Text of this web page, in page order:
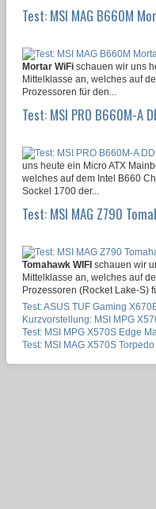
Test: MSI MAG B660M
Mortar WiFi schauen wir uns
Mittelklasse an, welches auf
Prozessoren für den...
Test: MSI PRO B660M-A
uns heute ein Micro ATX
welches auf dem Intel B660
Sockel 1700 der...
Test: MSI MAG Z790
Tomahawk WIFI schauen wir
Mittelklasse an, welches auf
Prozessoren (Rocket Lake-S)
Test: ASUS TUF Gaming
Kurzvorstellung: MSI MPG
Test: MSI MPG X570S Edge
Test: MSI MAG X570S